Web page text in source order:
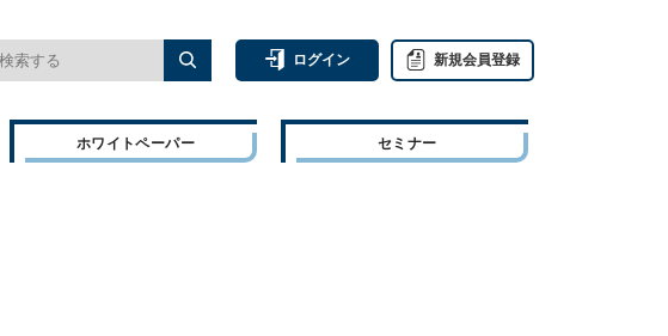
ログイン 新規会員登録
ホワイトペーパー セミナー